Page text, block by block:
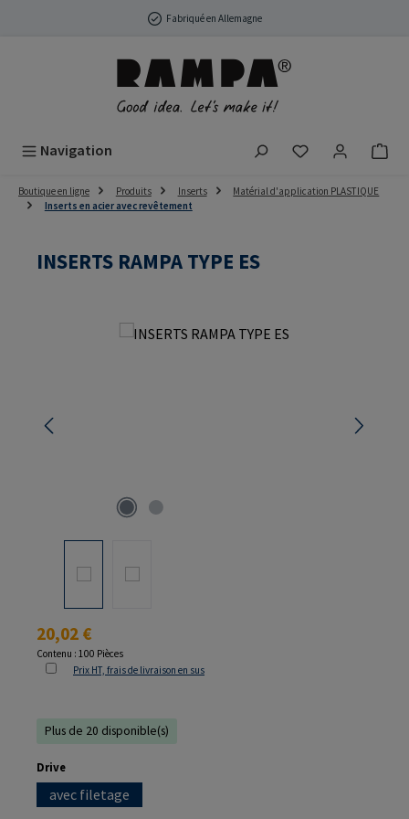
Passer au contenu principalFabriqué en Allemagne
Navigation Vous avez 0
Boutique en ligne Produits Inserts
Matérial d'application PLASTIQUE
Inserts en acier avec revêtement
INSERTS RAMPA TYPE ES
Ignorer la galerie d'images
Prix régulier :
20,02 €
Contenu : 100 Pièces
Prix HT, frais de livraison en sus
Plus de 20 disponible(s)
Sélectionnez
Drive
avec filetage